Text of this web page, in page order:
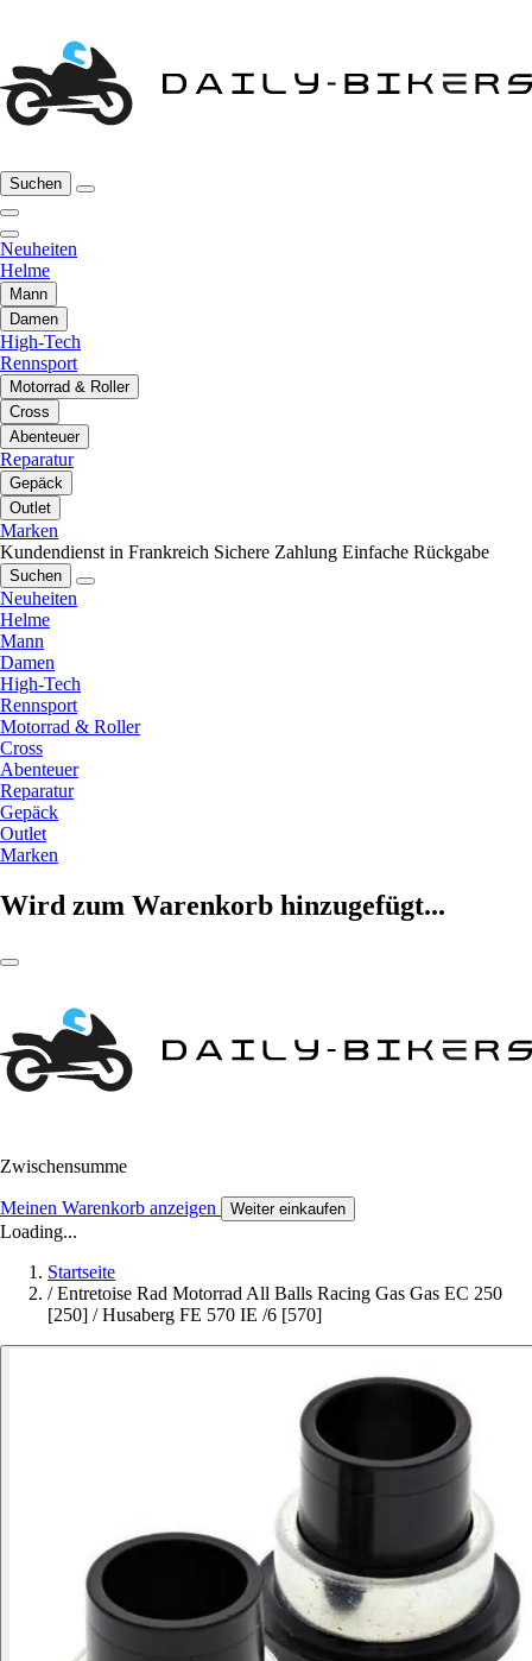
Suchen
Neuheiten
Helme
Mann
Damen
High-Tech
Rennsport
Motorrad & Roller
Cross
Abenteuer
Reparatur
Gepäck
Outlet
Marken
Kundendienst in Frankreich Sichere Zahlung Einfache Rückgabe
Suchen
Neuheiten
Helme
Mann
Damen
High-Tech
Rennsport
Motorrad & Roller
Cross
Abenteuer
Reparatur
Gepäck
Outlet
Marken
Wird zum Warenkorb hinzugefügt...
Zwischensumme
Meinen Warenkorb anzeigen Weiter einkaufen
Loading...
Startseite
/ Entretoise Rad Motorrad All Balls Racing Gas Gas EC 250
[250] / Husaberg FE 570 IE /6 [570]